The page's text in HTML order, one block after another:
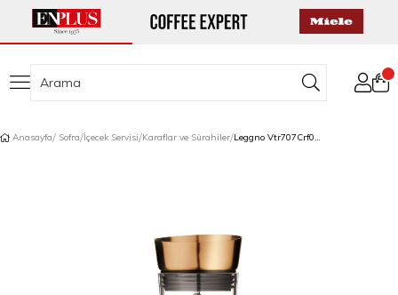
Anasayfa Sofra İçecek Servisi Karaflar ve Sürahiler Leggno Vtr707Crf01Cp Vetro Cam Sürahi 1,0Lt Bakır/Çelik B.